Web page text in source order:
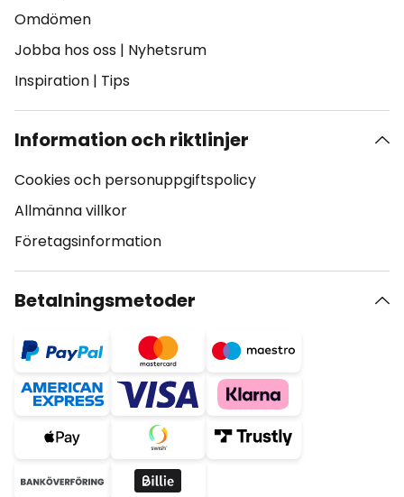
Omdömen
Jobba hos oss | Nyhetsrum
Inspiration | Tips
Information och riktlinjer
Cookies och personuppgiftspolicy
Allmänna villkor
Företagsinformation
Betalningsmetoder